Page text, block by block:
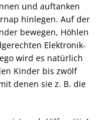
und auftanken
hinlegen. Auf der
bewegen, Höhlen
Elektronik-
wird es natürlich
Kinder bis zwölf
denen sie z. B. die